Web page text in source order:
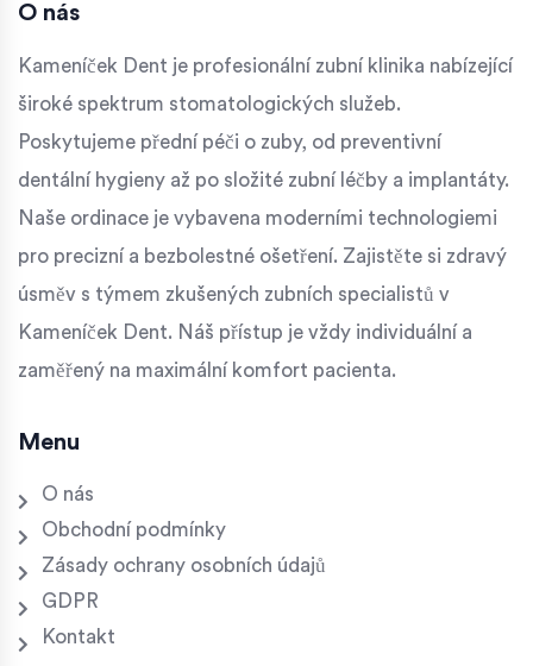
O nás
Kameníček Dent je profesionální zubní klinika nabízející
široké spektrum stomatologických služeb.
Poskytujeme přední péči o zuby, od preventivní
dentální hygieny až po složité zubní léčby a implantáty.
Naše ordinace je vybavena moderními technologiemi
pro precizní a bezbolestné ošetření. Zajistěte si zdravý
úsměv s týmem zkušených zubních specialistů v
Kameníček Dent. Náš přístup je vždy individuální a
zaměřený na maximální komfort pacienta.
Menu
O nás
Obchodní podmínky
Zásady ochrany osobních údajů
GDPR
Kontakt